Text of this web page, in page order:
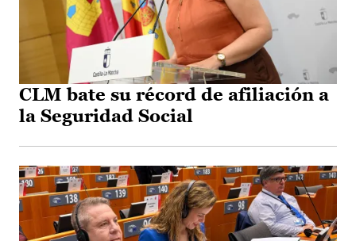
CLM bate su récord de afiliación a
la Seguridad Social